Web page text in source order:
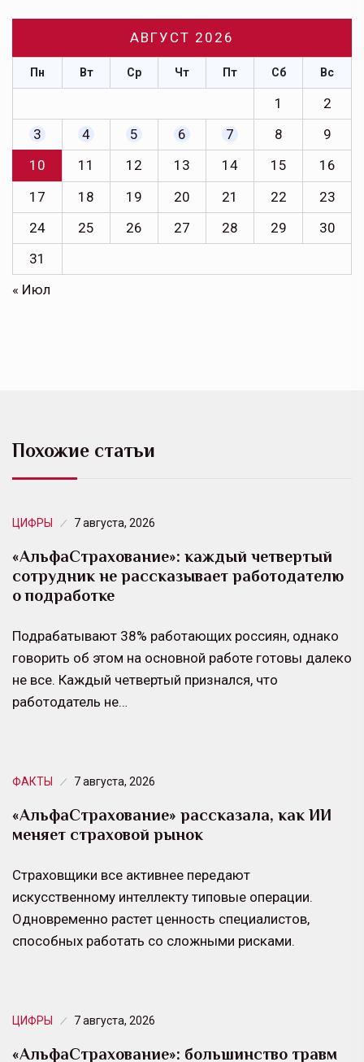
АВГУСТ 2026
Пн Вт Ср Чт Пт Сб Вс
1
2
3
4 5 6 7 8
9
10
11 12 13 14 15
16
17
18 19 20 21 22
23
24
25 26 27 28 29
30
31
« Июл
Похожие статьи
ЦИФРЫ 7 августа, 2026
«АльфаСтрахование»: каждый четвертый
сотрудник не рассказывает работодателю
о подработке
Подрабатывают 38% работающих россиян, однако
говорить об этом на основной работе готовы далеко
не все. Каждый четвертый признался, что
работодатель не…
ФАКТЫ 7 августа, 2026
«АльфаСтрахование» рассказала, как ИИ
меняет страховой рынок
Страховщики все активнее передают
искусственному интеллекту типовые операции.
Одновременно растет ценность специалистов,
способных работать со сложными рисками.
ЦИФРЫ 7 августа, 2026
«АльфаСтрахование»: большинство травм